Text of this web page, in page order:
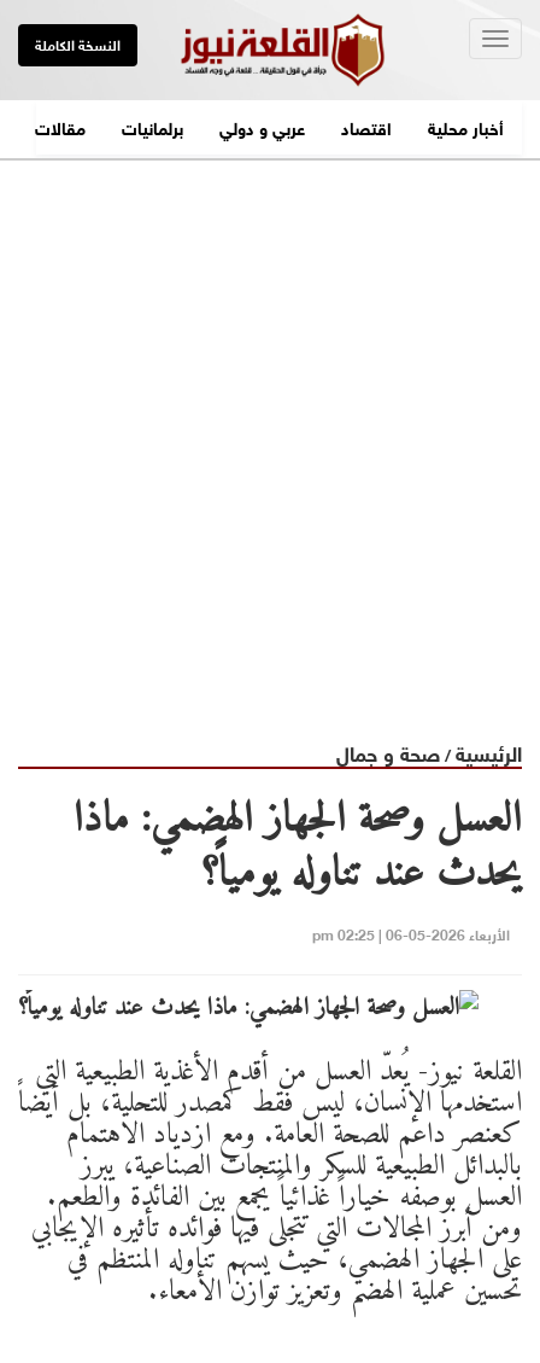
النسخة الكاملة
أخبار محلية اقتصاد عربي و دولي برلمانيات مقالات
الرئيسية/صحة و جمال
العسل وصحة الجهاز الهضمي: ماذا
يحدث عند تناوله يومياً؟
الأربعاء 2026-05-06 | 02:25 pm
القلعة نيوز- يُعدّ العسل من أقدم الأغذية الطبيعية التي
استخدمها الإنسان، ليس فقط كمصدر للتحلية، بل أيضاً
كعنصر داعم للصحة العامة. ومع ازدياد الاهتمام
بالبدائل الطبيعية للسكر والمنتجات الصناعية، يبرز
العسل بوصفه خياراً غذائياً يجمع بين الفائدة والطعم.
ومن أبرز المجالات التي تتجلى فيها فوائده تأثيره الإيجابي
على الجهاز الهضمي، حيث يسهم تناوله المنتظم في
تحسين عملية الهضم وتعزيز توازن الأمعاء.